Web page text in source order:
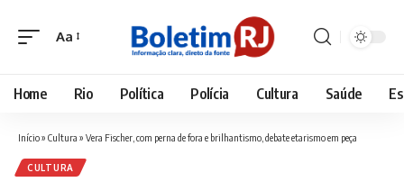
Font
Aa
Home Rio Política Polícia Cultura Saúde
Início» Cultura » Vera Fischer, com perna de fora e brilhantismo, debate etarismo em peça
CULTURA